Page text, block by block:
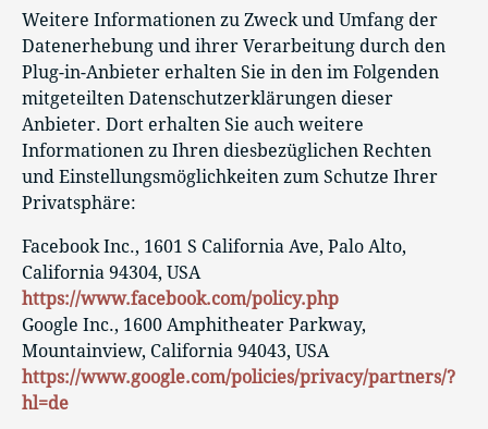
Weitere Informationen zu Zweck und Umfang der
Datenerhebung und ihrer Verarbeitung durch den
Plug-in-Anbieter erhalten Sie in den im Folgenden
mitgeteilten Datenschutzerklärungen dieser
Anbieter. Dort erhalten Sie auch weitere
Informationen zu Ihren diesbezüglichen Rechten
und Einstellungsmöglichkeiten zum Schutze Ihrer
Privatsphäre:
Facebook Inc., 1601 S California Ave, Palo Alto,
California 94304, USA
https://www.facebook.com/policy.php
Google Inc., 1600 Amphitheater Parkway,
Mountainview, California 94043, USA
https://www.google.com/policies/privacy/partners/?
hl=de